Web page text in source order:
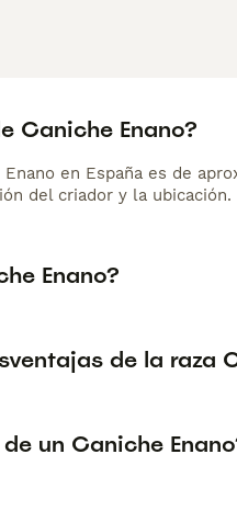
Caniche Enano?
en España es de
del criador y la ubicación.
Enano?
de la raza
un Caniche